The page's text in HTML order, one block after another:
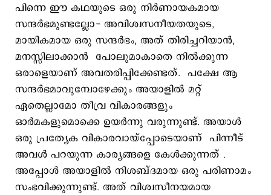
പിന്നെ ഈ കഥയുടെ ഒരു നിർണായകമായ
സന്ദർഭമുണ്ടല്ലോ- അവിശ്വസനീയതയുടെ,
മായികമായ ഒരു സന്ദർഭം, അത് തിരിച്ചറിയാൻ,
മനസ്സിലാക്കാൻ പോലുമാകാതെ നിൽക്കുന്ന
ഒരാളെയാണ് അവതരിപ്പിക്കേണ്ടത്. പക്ഷേ ആ
സന്ദര്‍ഭമാവുമ്പോഴേക്കും അയാളിൽ മറ്റ്
ഏതെല്ലാമോ തീവ്ര വികാരങ്ങളും
ഓർമകളുമൊക്കെ ഉയർന്നു വരുന്നുണ്ട്. അയാൾ
ഒരു പ്രത്യേക വികാരവായ്​പ്പോടെയാണ് പിന്നീട്
അവൾ പറയുന്ന കാര്യങ്ങളെ കേൾക്കുന്നത് .
അപ്പോൾ അയാളിൽ നിശബ്ദമായ ഒരു പരിണാമം
സംഭവിക്കുന്നുണ്ട്. അത് വിശ്വസീനയമായ